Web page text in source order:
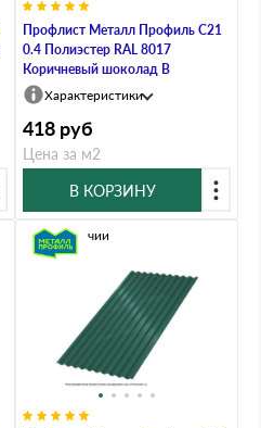
Профлист Металл Профиль C21
0.4 Полиэстер RAL 8017
Коричневый шоколад B
Характеристики
418 руб
Цена за м2
В КОРЗИНУ
В наличии